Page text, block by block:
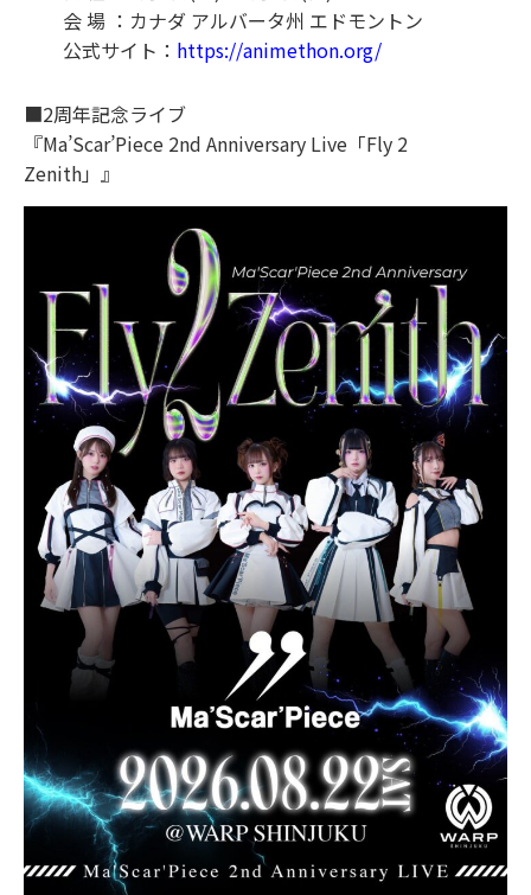
会 場 ：カナダ アルバータ州 エドモントン
公式サイト： https://animethon.org/
■2周年記念ライブ
『Ma’Scar’Piece 2nd Anniversary Live「Fly 2
Zenith」』